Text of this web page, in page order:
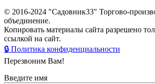
© 2016-2024 "Садовник33" Торгово-
объединение.
Копировать материалы сайта разрешено
ссылкой на сайт.
🔒 Политика конфиденциальности
Перезвоним Вам!
Введите имя